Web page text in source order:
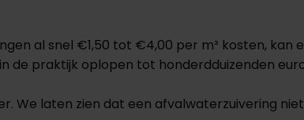
al snel €1,50 tot €4,00 per m³ kosten,
de praktijk oplopen tot honderdduizenden
We laten zien dat een afvalwaterzuivering